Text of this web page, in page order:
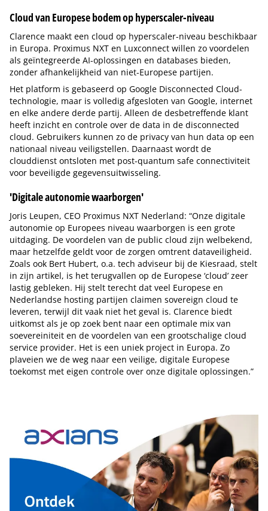
Cloud van Europese bodem op hyperscaler-niveau
Clarence maakt een cloud op hyperscaler-niveau beschikbaar
in Europa. Proximus NXT en Luxconnect willen zo voordelen
als geïntegreerde AI-oplossingen en databases bieden,
zonder afhankelijkheid van niet-Europese partijen.
Het platform is gebaseerd op Google Disconnected Cloud-
technologie, maar is volledig afgesloten van Google, internet
en elke andere derde partij. Alleen de desbetreffende klant
heeft inzicht en controle over de data in de disconnected
cloud. Gebruikers kunnen zo de privacy van hun data op een
nationaal niveau veiligstellen. Daarnaast wordt de
clouddienst ontsloten met post-quantum safe connectiviteit
voor beveiligde gegevensuitwisseling.
'Digitale autonomie waarborgen'
Joris Leupen, CEO Proximus NXT Nederland: “Onze digitale
autonomie op Europees niveau waarborgen is een grote
uitdaging. De voordelen van de public cloud zijn welbekend,
maar hetzelfde geldt voor de zorgen omtrent dataveiligheid.
Zoals ook Bert Hubert, o.a. tech adviseur bij de Kiesraad, stelt
in zijn artikel, is het terugvallen op de Europese ‘cloud’ zeer
lastig gebleken. Hij stelt terecht dat veel Europese en
Nederlandse hosting partijen claimen sovereign cloud te
leveren, terwijl dit vaak niet het geval is. Clarence biedt
uitkomst als je op zoek bent naar een optimale mix van
soevereiniteit en de voordelen van een grootschalige cloud
service provider. Het is een uniek project in Europa. Zo
plaveien we de weg naar een veilige, digitale Europese
toekomst met eigen controle over onze digitale oplossingen.”